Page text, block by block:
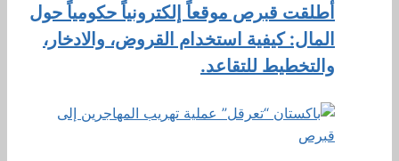
أطلقت قبرص موقعاً إلكترونياً حكومياً حول
المال: كيفية استخدام القروض، والادخار،
والتخطيط للتقاعد.